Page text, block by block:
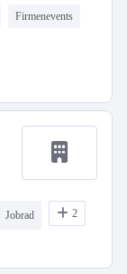
Firmenevents
Jobrad 2